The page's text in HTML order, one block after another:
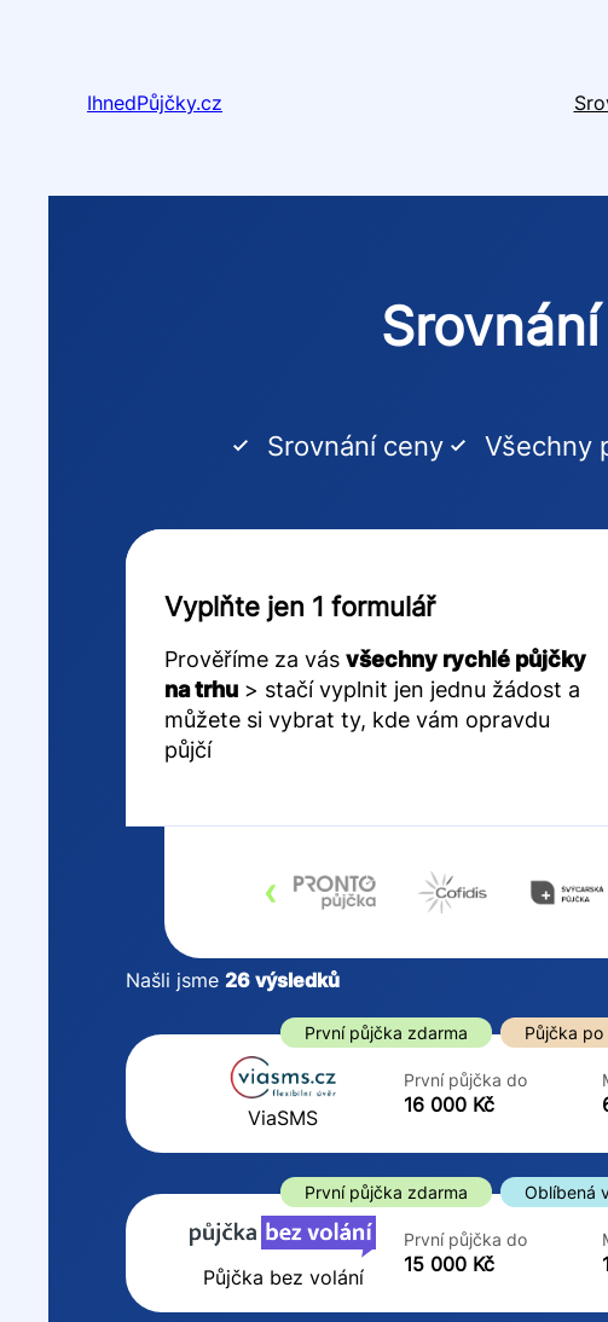
IhnedPůjčky.cz
Srovnání ceny Všechny
Vyplňte jen 1 formulář
Prověříme za vás všechny rychlé půjčky
na trhu > stačí vyplnit jen jednu žádost a
můžete si vybrat ty, kde vám opravdu
půjčí
‹
Od
Do
První půjčka zdarma
ano
Našli jsme 26 výsledků
První půjčka zdarma Půjčka po
ViaSMS
První půjčka do
16 000 Kč
První půjčka zdarma Oblíbená
Půjčka bez volání
První půjčka do
15 000 Kč